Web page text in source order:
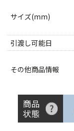
サイズ(mm)
引渡し可能日
その他商品情報
商品
状態